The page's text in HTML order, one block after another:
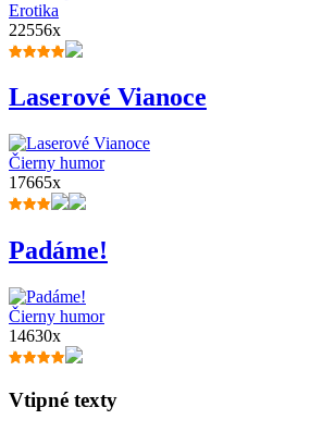
Erotika
22556x
Laserové Vianoce
Čierny humor
17665x
Padáme!
Čierny humor
14630x
Vtipné texty